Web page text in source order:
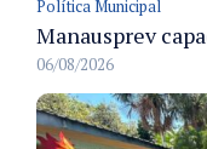
Política Municipal
06/08/2026